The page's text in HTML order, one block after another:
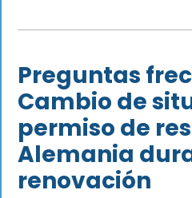
Preguntas
Cambio de
permiso de
Alemania
renovación